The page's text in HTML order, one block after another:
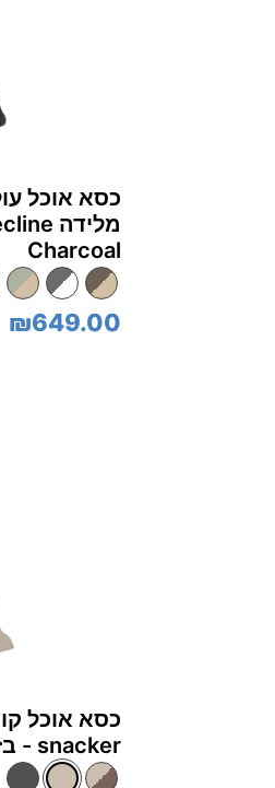
כסא אוכל
Charcoal
₪649.00
snacker - בז' Taupe